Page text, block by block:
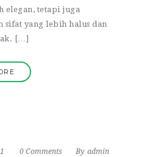
elegan, tetapi juga
sifat yang lebih halus dan
[…]
0 Comments By admin